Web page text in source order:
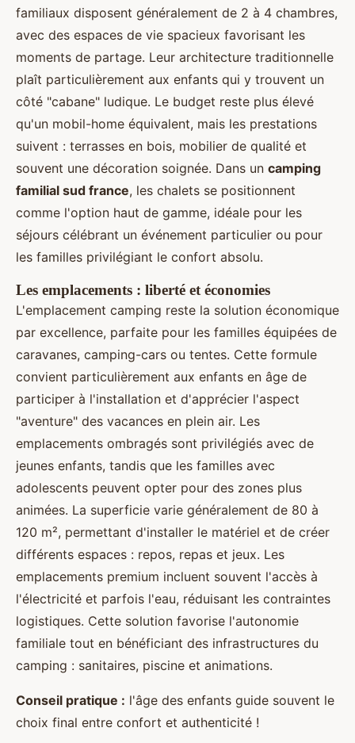
familiaux disposent généralement de 2 à 4 chambres,
avec des espaces de vie spacieux favorisant les
moments de partage. Leur architecture traditionnelle
plaît particulièrement aux enfants qui y trouvent un
côté "cabane" ludique. Le budget reste plus élevé
qu'un mobil-home équivalent, mais les prestations
suivent : terrasses en bois, mobilier de qualité et
souvent une décoration soignée. Dans un camping
familial sud france, les chalets se positionnent
comme l'option haut de gamme, idéale pour les
séjours célébrant un événement particulier ou pour
les familles privilégiant le confort absolu.
Les emplacements : liberté et économies
L'emplacement camping reste la solution économique
par excellence, parfaite pour les familles équipées de
caravanes, camping-cars ou tentes. Cette formule
convient particulièrement aux enfants en âge de
participer à l'installation et d'apprécier l'aspect
"aventure" des vacances en plein air. Les
emplacements ombragés sont privilégiés avec de
jeunes enfants, tandis que les familles avec
adolescents peuvent opter pour des zones plus
animées. La superficie varie généralement de 80 à
120 m², permettant d'installer le matériel et de créer
différents espaces : repos, repas et jeux. Les
emplacements premium incluent souvent l'accès à
l'électricité et parfois l'eau, réduisant les contraintes
logistiques. Cette solution favorise l'autonomie
familiale tout en bénéficiant des infrastructures du
camping : sanitaires, piscine et animations.
Conseil pratique : l'âge des enfants guide souvent le
choix final entre confort et authenticité !